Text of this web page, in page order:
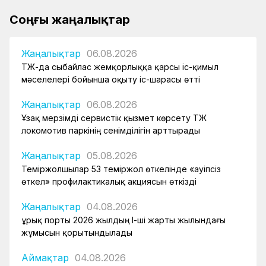
Соңғы жаңалықтар
Жаңалықтар 06.08.2026
ҚТЖ-да сыбайлас жемқорлыққа қарсы іс-қимыл
мәселелері бойынша оқыту іс-шарасы өтті
Жаңалықтар 06.08.2026
Ұзақ мерзімді сервистік қызмет көрсету ҚТЖ
локомотив паркінің сенімділігін арттырады
Жаңалықтар 05.08.2026
Теміржолшылар 53 теміржол өткелінде «Қауіпсіз
өткел» профилактикалық акциясын өткізді
Жаңалықтар 04.08.2026
Құрық порты 2026 жылдың І-ші жарты жылындағы
жұмысын қорытындылады
Аймақтар 04.08.2026